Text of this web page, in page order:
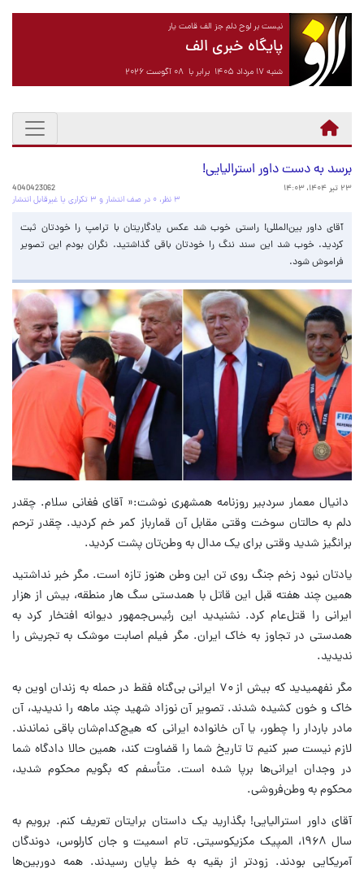
نیست بر لوح دلم جز الف قامت یار
پایگاه خبری الف
شنبه ۱۷ مرداد ۱۴۰۵ برابر با ۰۸ آگوست ۲۰۲۶
برسد به دست داور استرالیایی!
۲۳ تیر ۱۴۰۴، ۱۴:۰۳
4040423062
۳ نظر، ۰ در صف انتشار و ۳ تکراری یا غیرقابل انتشار
آقای داور بین‌المللی! راستی خوب شد عکس یادگاریتان با ترامپ را خودتان ثبت
کردید. خوب شد این سند ننگ را خودتان باقی گذاشتید. نگران بودم این تصویر
فراموش شود.
دانیال معمار سردبیر روزنامه همشهری نوشت:« آقای فغانی سلام. چقدر
دلم به حالتان سوخت وقتی مقابل آن قمارباز کمر خم کردید. چقدر ترحم
برانگیز شدید وقتی برای یک مدال به وطن‌تان پشت کردید.
یادتان نبود زخم جنگ روی تن این وطن هنوز تازه است. مگر خبر نداشتید
همین چند هفته قبل این قاتل با همدستی سگ هار منطقه، بیش از هزار
ایرانی را قتل‌عام کرد. نشنیدید این رئیس‌جمهور دیوانه افتخار کرد به
همدستی در تجاوز به خاک ایران. مگر فیلم اصابت موشک به تجریش را
ندیدید.
مگر نفهمیدید که بیش از ۷۰ ایرانی بی‌گناه فقط در حمله به زندان اوین به
خاک و خون کشیده‌ شدند. تصویر آن نوزاد شهید چند ماهه را ندیدید، آن
مادر باردار را چطور، یا آن خانواده‌ ایرانی که هیچ‌کدام‌شان باقی نماندند.
لازم نیست صبر کنیم تا تاریخ شما را قضاوت کند، همین حالا دادگاه شما
در وجدان ایرانی‌ها برپا شده است. متأسفم که بگویم محکوم شدید،
محکوم به وطن‌فروشی.
آقای داور استرالیایی! بگذارید یک داستان برایتان تعریف کنم. برویم به
سال ۱۹۶۸، المپیک مکزیکوسیتی. تام اسمیت و جان کارلوس، دوندگان
آمریکایی بودند. زودتر از بقیه به خط پایان رسیدند. همه دوربین‌ها